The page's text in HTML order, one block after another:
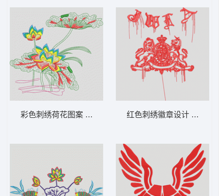
彩色刺绣荷花图案 荷花 红色刺绣徽章设计 狮标